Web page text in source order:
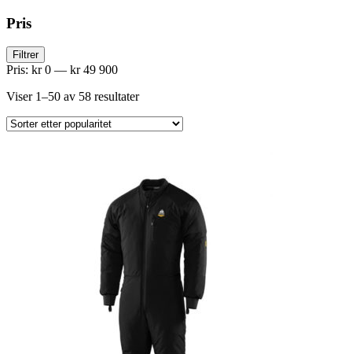
Pris
Min.
pris
Makspris
Filtrer
Pris: kr 0 — kr 49 900
Viser 1–50 av 58 resultaterSortert
propularitet